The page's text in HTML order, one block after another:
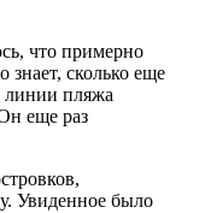
что примерно
сколько еще
линии пляжа
еще раз
Увиденное было